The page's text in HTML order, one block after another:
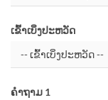
ເຂົ້າເບິ່ງປະຫວັດ
ຄຳຖາມ 1